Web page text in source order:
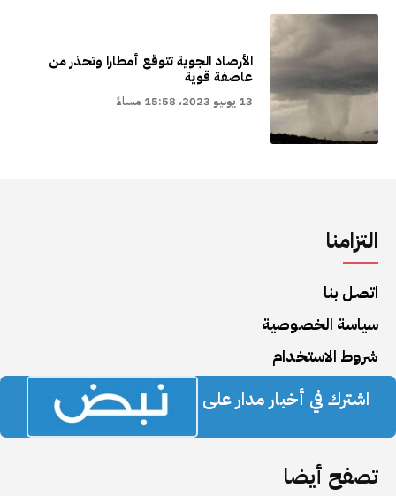
الأرصاد الجوية تتوقع أمطارا وتحذر من
عاصفة قوية
13 يونيو 2023، 15:58 مساءً
التزامنا
اتصل بنا
سياسة الخصوصية
شروط الاستخدام
اشترك في أخبار مدار على
تصفح أيضا